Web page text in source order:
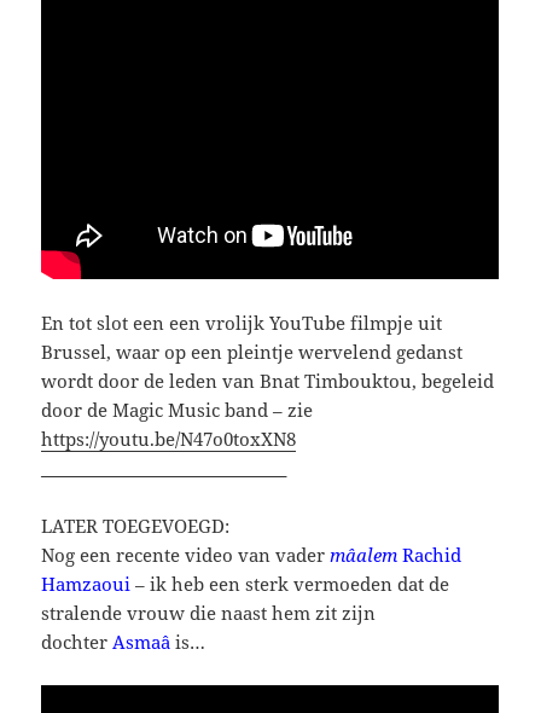
En tot slot een een vrolijk YouTube filmpje uit
Brussel, waar op een pleintje wervelend gedanst
wordt door de leden van Bnat Timbouktou, begeleid
door de Magic Music band – zie
https://youtu.be/N47o0toxXN8
LATER TOEGEVOEGD:
Nog een recente video van vadermâalem Rachid
Hamzaoui– ik heb een sterk vermoeden dat de
stralende vrouw die naast hem zit zijn
dochterAsmaâis…